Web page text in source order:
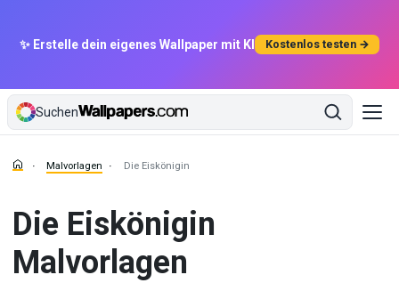
✨ Erstelle dein eigenes Wallpaper mit KI Kostenlos testen →
Suchen
Malvorlagen Die Eiskönigin
Die Eiskönigin
Malvorlagen